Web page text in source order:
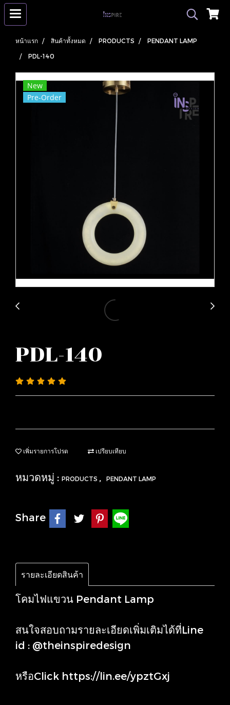
หน้าแรก สินค้าทั้งหมด PRODUCTS PENDANT LAMP
PDL-140
New
Pre-Order
PDL-140
เพิ่มรายการโปรด เปรียบเทียบ
หมวดหมู่ : PRODUCTS , PENDANT LAMP
Share
รายละเอียดสินค้า
โคมไฟแขวน Pendant Lamp
สนใจสอบถามรายละเอียดเพิ่มเติมได้ที่Line
id : @theinspiredesign
หรือClick https://lin.ee/ypztGxj